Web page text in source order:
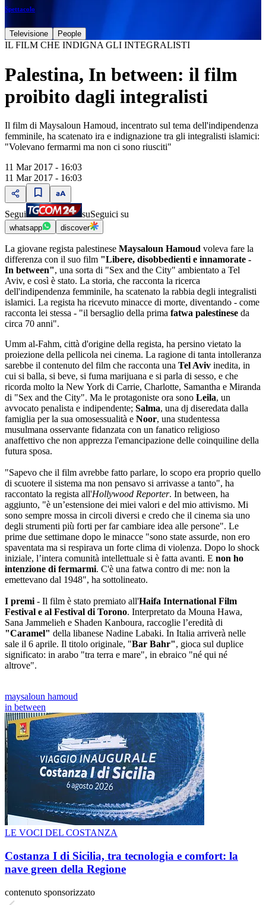
Spettacolo
Televisione People
IL FILM CHE INDIGNA GLI INTEGRALISTI
Palestina, In between: il film
proibito dagli integralisti
Il film di Maysaloun Hamoud, incentrato sul tema dell'indipendenza
femminile, ha scatenato ira e indignazione tra gli integralisti islamici:
"Volevano fermarmi ma non ci sono riusciti"
11 Mar 2017 - 16:03
11 Mar 2017 - 16:03
Segui suSeguici su
whatsapp discover
La giovane regista palestinese Maysaloun Hamoud voleva fare la
differenza con il suo film "Libere, disobbedienti e innamorate -
In between", una sorta di "Sex and the City" ambientato a Tel
Aviv, e così è stato. La storia, che racconta la ricerca
dell'indipendenza femminile, ha scatenato la rabbia degli integralisti
islamici. La regista ha ricevuto minacce di morte, diventando - come
racconta lei stessa - "il bersaglio della prima fatwa palestinese da
circa 70 anni".
Umm al-Fahm, città d'origine della regista, ha persino vietato la
proiezione della pellicola nei cinema. La ragione di tanta intolleranza
sarebbe il contenuto del film che racconta una Tel Aviv inedita, in
cui si balla, si beve, si fuma marijuana e si parla di sesso, e che
ricorda molto la New York di Carrie, Charlotte, Samantha e Miranda
di "Sex and the City". Ma le protagoniste ora sono Leila, un
avvocato penalista e indipendente; Salma, una dj diseredata dalla
famiglia per la sua omosessualità e Noor, una studentessa
musulmana osservante fidanzata con un fanatico religioso
anaffettivo che non apprezza l'emancipazione delle coinquiline della
futura sposa.
"Sapevo che il film avrebbe fatto parlare, lo scopo era proprio quello
di scuotere il sistema ma non pensavo si arrivasse a tanto", ha
raccontato la regista all'Hollywood Reporter. In between, ha
aggiunto, "è un’estensione dei miei valori e del mio attivismo. Mi
sono sempre mossa in circoli diversi e credo che il cinema sia uno
degli strumenti più forti per far cambiare idea alle persone". Le
prime due settimane dopo le minacce "sono state assurde, non ero
spaventata ma si respirava un forte clima di violenza. Dopo lo shock
iniziale, l’intera comunità intellettuale si è fatta avanti. E non ho
intenzione di fermarmi. C'è una fatwa contro di me: non la
emettevano dal 1948", ha sottolineato.
I premi - Il film è stato premiato all'Haifa International Film
Festival e al Festival di Torono. Interpretato da Mouna Hawa,
Sana Jammelieh e Shaden Kanboura, raccoglie l’eredità di
"Caramel" della libanese Nadine Labaki. In Italia arriverà nelle
sale il 6 aprile. Il titolo originale, "Bar Bahr", gioca sul duplice
significato: in arabo "tra terra e mare", in ebraico "né qui né
altrove".
maysaloun hamoud
in between
LE VOCI DEL COSTANZA
Costanza I di Sicilia, tra tecnologia e comfort: la
nave green della Regione
contenuto sponsorizzato